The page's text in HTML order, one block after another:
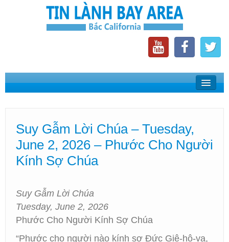
Home
Phát Thanh Tin Lành Bay Area
Các Hội Thánh Bắc California
Suy Gẫm Lời Chúa – Tuesday,
June 2, 2026 – Phước Cho Người
Kính Sợ Chúa
Suy Gẫm Lời Chúa
Tuesday, June 2, 2026
Phước Cho Người Kính Sợ Chúa
“Phước cho người nào kính sợ Đức Giê-hô-va,